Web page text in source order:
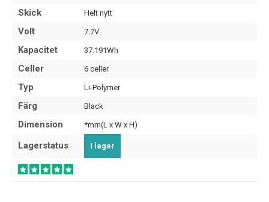
Skick Helt nytt
Volt 7.7V
Kapacitet 37.191Wh
Celler 6 celler
Typ Li-Polymer
Färg Black
Dimension *mm(L x W x H)
Lagerstatus I lager